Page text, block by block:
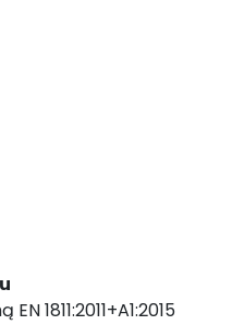
1811:2011+A1:2015